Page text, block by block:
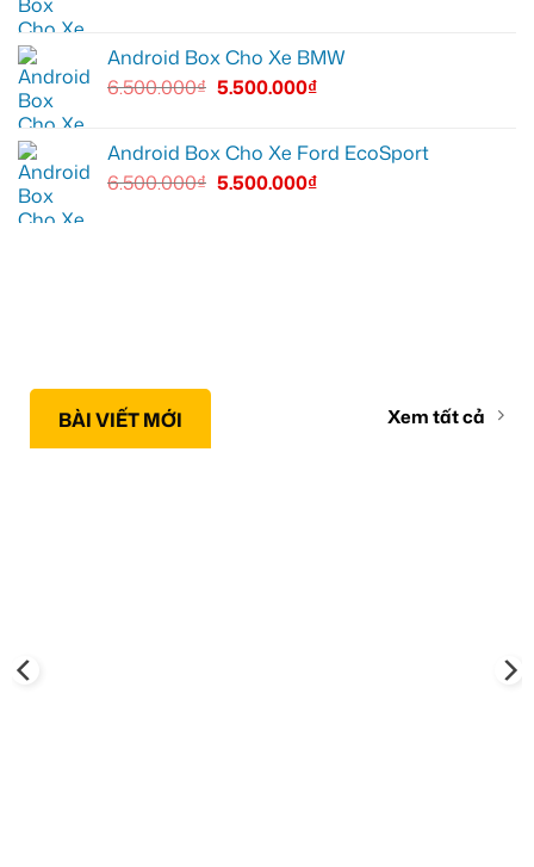
Android Box Cho Xe BMW
6.500.000₫ 5.500.000₫
Android Box Cho Xe Ford EcoSport
6.500.000₫ 5.500.000₫
BÀI VIẾT MỚI Xem tất cả